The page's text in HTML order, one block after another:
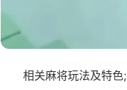
相关麻将玩法及特色;